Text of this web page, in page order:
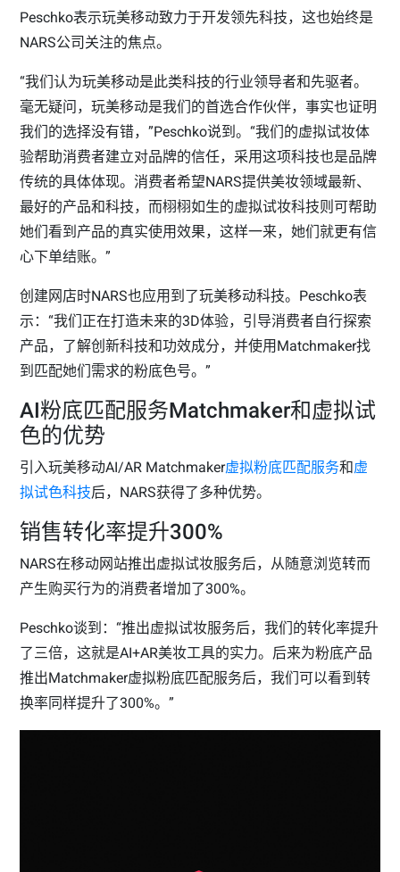
Peschko表示玩美移动致力于开发领先科技，这也始终是
NARS公司关注的焦点。
“我们认为玩美移动是此类科技的行业领导者和先驱者。
毫无疑问，玩美移动是我们的首选合作伙伴，事实也证明
我们的选择没有错，”Peschko说到。“我们的虚拟试妆体
验帮助消费者建立对品牌的信任，采用这项科技也是品牌
传统的具体体现。消费者希望NARS提供美妆领域最新、
最好的产品和科技，而栩栩如生的虚拟试妆科技则可帮助
她们看到产品的真实使用效果，这样一来，她们就更有信
心下单结账。”
创建网店时NARS也应用到了玩美移动科技。Peschko表
示：“我们正在打造未来的3D体验，引导消费者自行探索
产品，了解创新科技和功效成分，并使用Matchmaker找
到匹配她们需求的粉底色号。”
AI粉底匹配服务Matchmaker和虚拟试
色的优势
引入玩美移动AI/AR Matchmaker虚拟粉底匹配服务和虚
拟试色科技后，NARS获得了多种优势。
销售转化率提升300%
NARS在移动网站推出虚拟试妆服务后，从随意浏览转而
产生购买行为的消费者增加了300%。
Peschko谈到：“推出虚拟试妆服务后，我们的转化率提升
了三倍，这就是AI+AR美妆工具的实力。后来为粉底产品
推出Matchmaker虚拟粉底匹配服务后，我们可以看到转
换率同样提升了300%。”